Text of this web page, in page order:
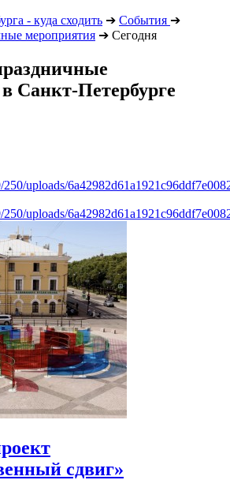
- куда сходить ➔ События ➔
мероприятия ➔ Сегодня
Санкт-Петербурге
250/uploads/
250/uploads/
сдвиг»